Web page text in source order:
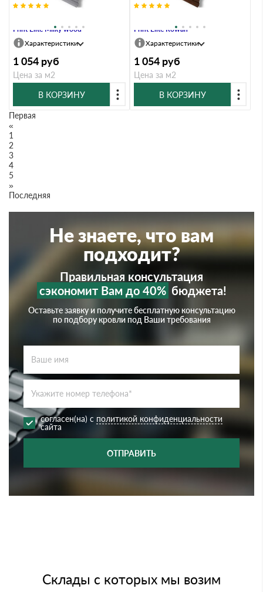
Print Elite Milky wood
Характеристики
1 054 руб
Цена за м2
В КОРЗИНУ
Print Elite Rowan
Характеристики
1 054 руб
Цена за м2
В КОРЗИНУ
Первая
«
1
2
3
4
5
»
Последняя
Не знаете, что вам
подходит?
Правильная консультация
сэкономит Вам до 40% бюджета!
Оставьте заявку и получите бесплатную консультацию
по подбору кровли под Ваши требования
согласен(на) с политикой конфиденциальности
сайта
ОТПРАВИТЬ
Склады с которых мы возим